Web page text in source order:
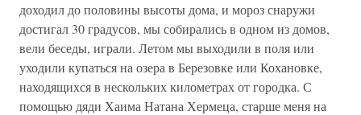
доходил до половины высоты дома, и мороз снаружи
достигал 30 градусов, мы собирались в одном из домов,
вели беседы, играли. Летом мы выходили в поля или
уходили купаться на озера в Березовке или Кохановке,
находящихся в нескольких километрах от городка. С
помощью дяди Хаима Натана Хермеца, старше меня на